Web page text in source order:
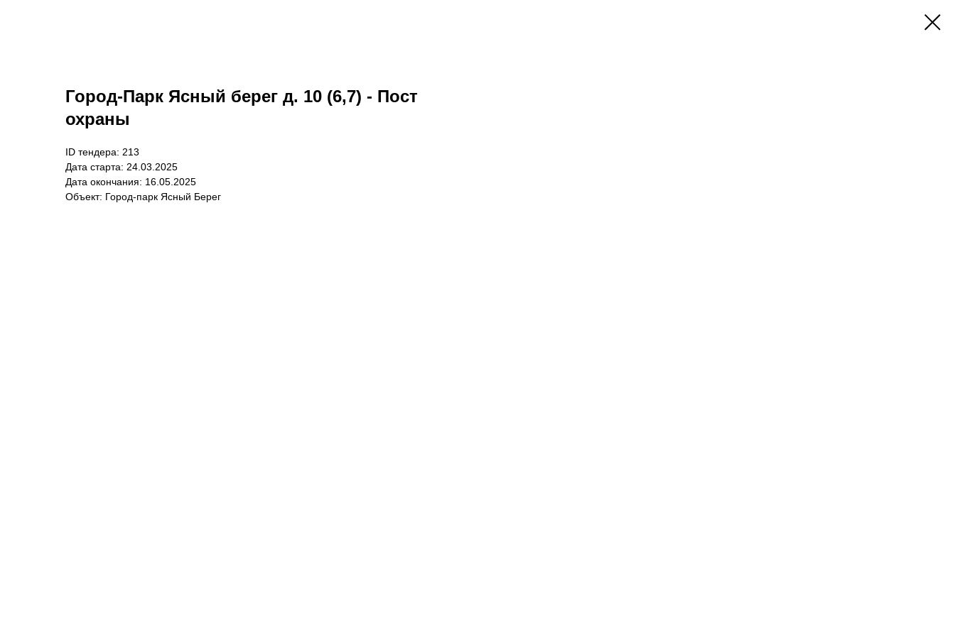
Город-Парк Ясный берег д. 10 (6,7) - Пост
охраны
ID тендера: 213
Дата старта: 24.03.2025
Дата окончания: 16.05.2025
Объект: Город-парк Ясный Берег